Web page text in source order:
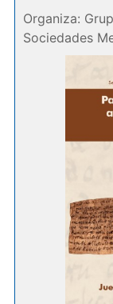
Organiza:
Sociedades